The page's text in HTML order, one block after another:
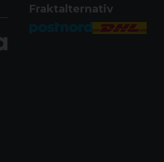
Fraktalternativ